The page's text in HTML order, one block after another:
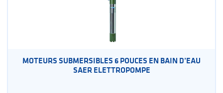
MOTEURS SUBMERSIBLES 6 POUCES EN BAIN D’EAU
SAER ELETTROPOMPE